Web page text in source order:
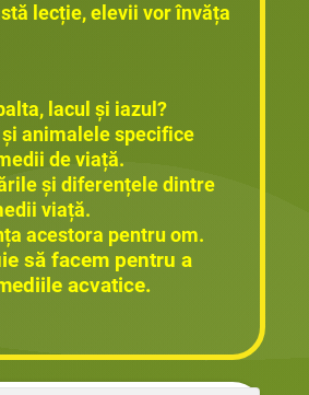
lecție, elevii vor învăța
lacul și iazul?
animalele specifice
de viață.
și diferențele dintre
viață.
acestora pentru om.
să facem pentru a
acvatice.